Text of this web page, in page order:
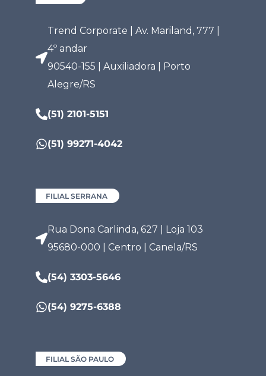
Trend Corporate | Av. Mariland, 777 |
4º andar
90540-155 | Auxiliadora | Porto
Alegre/RS
(51) 2101-5151
(51) 99271-4042
FILIAL SERRANA
Rua Dona Carlinda, 627 | Loja 103
95680-000 | Centro | Canela/RS
(54) 3303-5646
(54) 9275-6388
FILIAL SÃO PAULO